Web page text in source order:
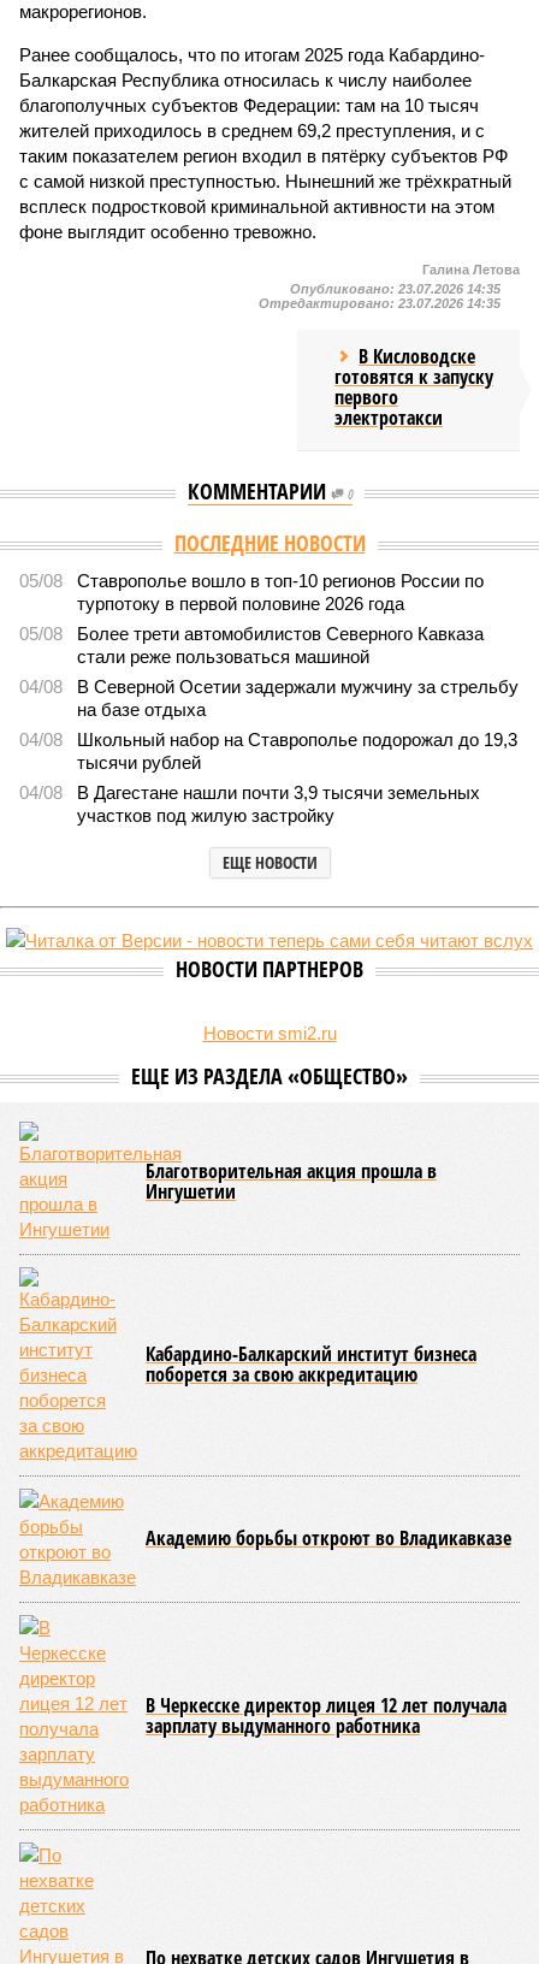
макрорегионов.
Ранее сообщалось, что по итогам 2025 года Кабардино-
Балкарская Республика относилась к числу наиболее
благополучных субъектов Федерации: там на 10 тысяч
жителей приходилось в среднем 69,2 преступления, и с
таким показателем регион входил в пятёрку субъектов РФ
с самой низкой преступностью. Нынешний же трёхкратный
всплеск подростковой криминальной активности на этом
фоне выглядит особенно тревожно.
Галина Летова
Опубликовано: 23.07.2026 14:35
Отредактировано: 23.07.2026 14:35
В Кисловодске
готовятся к запуску
первого
электротакси
КОММЕНТАРИИ 0
ПОСЛЕДНИЕ НОВОСТИ
05/08
Ставрополье вошло в топ-10 регионов России по
турпотоку в первой половине 2026 года
05/08
Более трети автомобилистов Северного Кавказа
стали реже пользоваться машиной
04/08
В Северной Осетии задержали мужчину за стрельбу
на базе отдыха
04/08
Школьный набор на Ставрополье подорожал до 19,3
тысячи рублей
04/08
В Дагестане нашли почти 3,9 тысячи земельных
участков под жилую застройку
ЕЩЕ НОВОСТИ
НОВОСТИ ПАРТНЕРОВ
Новости smi2.ru
ЕЩЕ ИЗ РАЗДЕЛА «ОБЩЕСТВО»
Благотворительная акция прошла в
Ингушетии
Кабардино-Балкарский институт бизнеса
поборется за свою аккредитацию
Академию борьбы откроют во Владикавказе
В Черкесске директор лицея 12 лет получала
зарплату выдуманного работника
По нехватке детских садов Ингушетия в